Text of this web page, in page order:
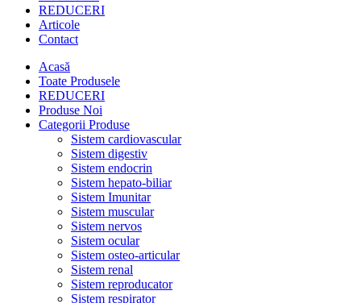
REDUCERI
Articole
Contact
Acasă
Toate Produsele
REDUCERI
Produse Noi
Categorii Produse
Sistem cardiovascular
Sistem digestiv
Sistem endocrin
Sistem hepato-biliar
Sistem Imunitar
Sistem muscular
Sistem nervos
Sistem ocular
Sistem osteo-articular
Sistem renal
Sistem reproducator
Sistem respirator